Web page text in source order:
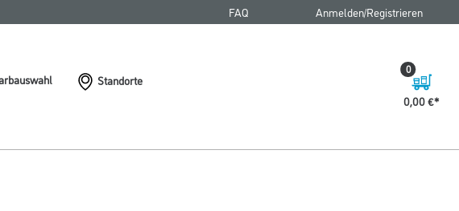
FAQ Anmelden/Registrieren
Standorte
0,00 €
0